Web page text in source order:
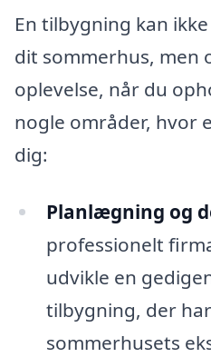
En tilbygning kan
dit sommerhus, men
oplevelse, når du
nogle områder, hvor
dig:
Planlægning og
professionelt
udvikle en
tilbygning, der
sommerhusets